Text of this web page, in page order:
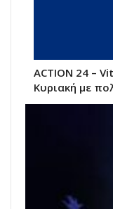
ACTION 24 –
Κυριακή με